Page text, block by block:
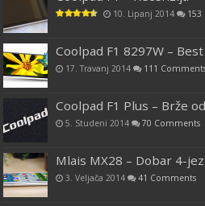
10. Lipanj 2014
Coolpad F1 8297W –
17. Travanj 2014 111
Coolpad F1 Plus – Brže
5. Studeni 2014 70 Comments
Mlais MX28 – Dobar 4-
3. Veljača 2014 41 Comments